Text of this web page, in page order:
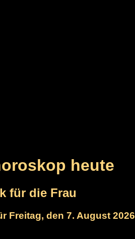
heute
für die Frau
Freitag, den 7. August 2026